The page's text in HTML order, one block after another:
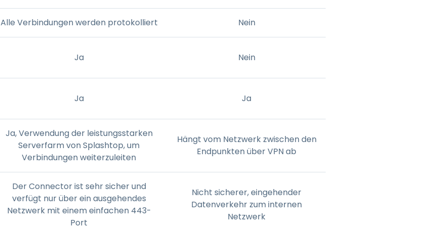
Alle Verbindungen werden protokolliert Nein
Ja Nein
Ja Ja
Ja, Verwendung der leistungsstarken
Serverfarm von Splashtop, um
Verbindungen weiterzuleiten
Hängt vom Netzwerk zwischen den
Endpunkten über VPN ab
Der Connector ist sehr sicher und
verfügt nur über ein ausgehendes
Netzwerk mit einem einfachen 443-
Port
Nicht sicherer, eingehender
Datenverkehr zum internen
Netzwerk